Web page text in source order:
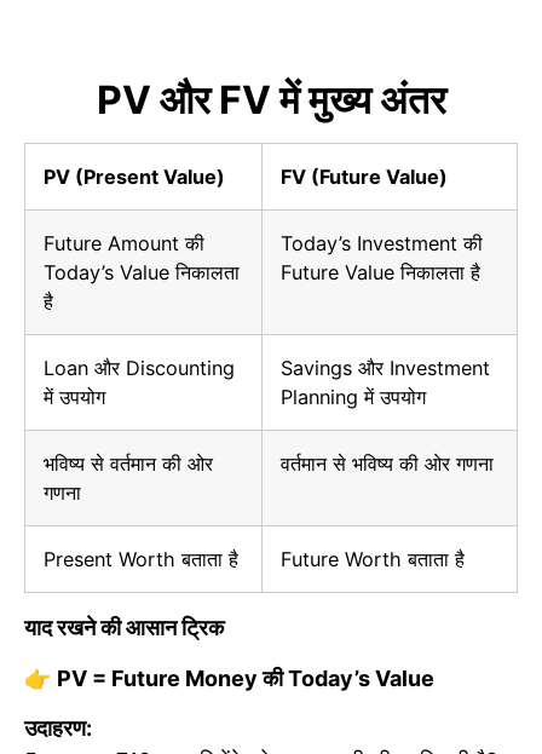
PV औरFVमें मुख्य अंतर
PV (Present Value) FV (Future Value)
Future Amount की
Today’s Value निकालता
है
Today’s Investment की
Future Value निकालता है
Loan और Discounting
में उपयोग
Savings और Investment
Planning में उपयोग
भविष्य से वर्तमान की ओर
गणना
वर्तमान से भविष्य की ओर गणना
Present Worth बताता है Future Worth बताता है
याद रखने की आसान ट्रिक
👉 PV = Future MoneyकीToday’s Value
उदाहरण: